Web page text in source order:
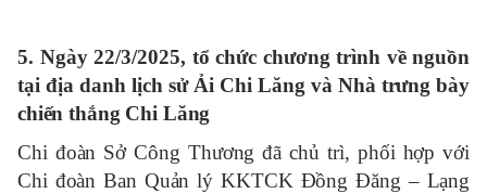
5. Ngày 22/3/2025, tổ chức chương trình về nguồn
tạiđịa danh lịch sử Ải Chi Lăng và Nhà trưng bày
chiến thắng Chi Lăng
Chi đoàn Sở Công Thương đã chủ trì, phối hợp với
Chi đoàn Ban Quản lý KKTCK Đồng Đăng – Lạng